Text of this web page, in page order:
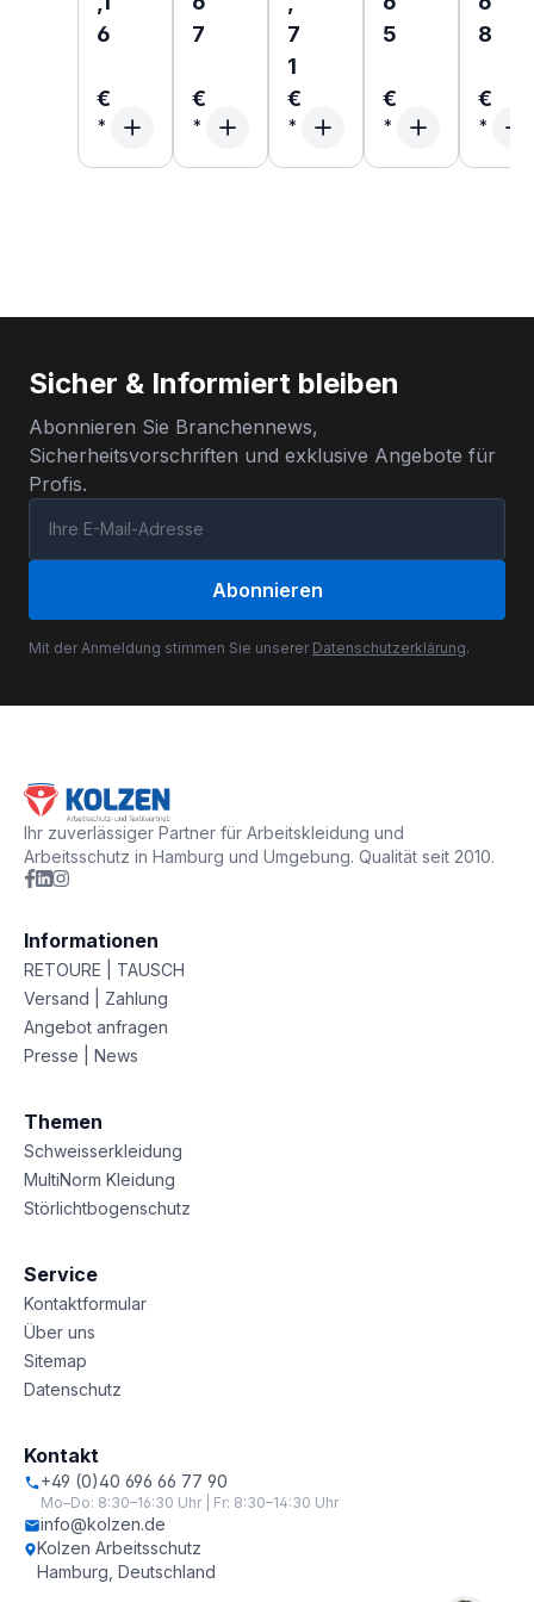
6
€
7
€
7
1
€
5
€
8
€
Sicher & Informiert bleiben
Abonnieren Sie Branchennews,
Sicherheitsvorschriften und exklusive Angebote für
Profis.
Abonnieren
Mit der Anmeldung stimmen Sie unserer Datenschutzerklärung.
Ihr zuverlässiger Partner für Arbeitskleidung und
Arbeitsschutz in Hamburg und Umgebung. Qualität seit 2010.
Informationen
RETOURE | TAUSCH
Versand | Zahlung
Angebot anfragen
Presse | News
Themen
Schweisserkleidung
MultiNorm Kleidung
Störlichtbogenschutz
Service
Kontaktformular
Über uns
Sitemap
Datenschutz
Kontakt
+49 (0)40 696 66 77 90
Mo–Do: 8:30–16:30 Uhr | Fr: 8:30–14:30 Uhr
info@kolzen.de
Kolzen Arbeitsschutz
Hamburg, Deutschland